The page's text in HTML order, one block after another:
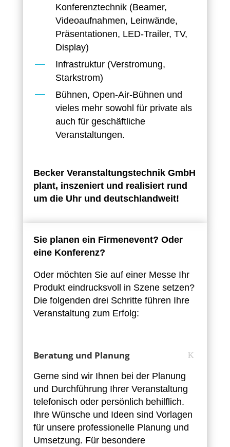
Konferenztechnik (Beamer,
Videoaufnahmen, Leinwände,
Präsentationen, LED-Trailer, TV,
Display)
Infrastruktur (Verstromung,
Starkstrom)
Bühnen, Open-Air-Bühnen und
vieles mehr sowohl für private als
auch für geschäftliche
Veranstaltungen.
Becker Veranstaltungstechnik GmbH
plant, inszeniert und realisiert rund
um die Uhr und deutschlandweit!
Sie planen ein Firmenevent? Oder
eine Konferenz?
Oder möchten Sie auf einer Messe Ihr
Produkt eindrucksvoll in Szene setzen?
Die folgenden drei Schritte führen Ihre
Veranstaltung zum Erfolg:
Beratung und Planung
Gerne sind wir Ihnen bei der Planung
und Durchführung Ihrer Veranstaltung
telefonisch oder persönlich behilflich.
Ihre Wünsche und Ideen sind Vorlagen
für unsere professionelle Planung und
Umsetzung. Für besondere